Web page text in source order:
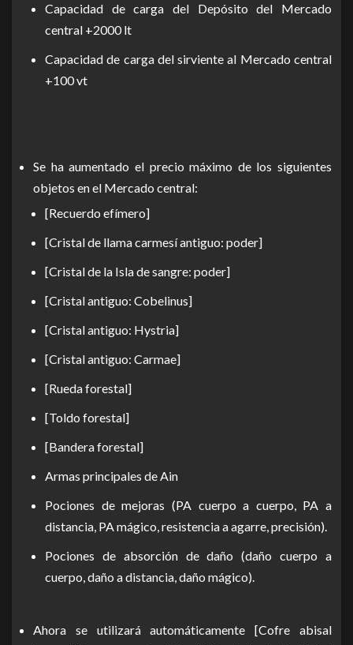
Capacidad de carga del Depósito del Mercado
central +2000 lt
Capacidad de carga del sirviente al Mercado central
+100 vt
Se ha aumentado el precio máximo de los siguientes
objetos en el Mercado central:
[Recuerdo efímero]
[Cristal de llama carmesí antiguo: poder]
[Cristal de la Isla de sangre: poder]
[Cristal antiguo: Cobelinus]
[Cristal antiguo: Hystria]
[Cristal antiguo: Carmae]
[Rueda forestal]
[Toldo forestal]
[Bandera forestal]
Armas principales de Ain
Pociones de mejoras (PA cuerpo a cuerpo, PA a
distancia, PA mágico, resistencia a agarre, precisión).
Pociones de absorción de daño (daño cuerpo a
cuerpo, daño a distancia, daño mágico).
Ahora se utilizará automáticamente [Cofre abisal